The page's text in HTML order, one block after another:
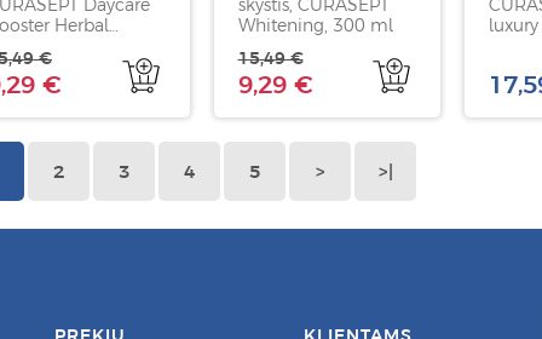
Daycare
Herbal
skonio, 250
€
€
skystis, CURASEPT
Whitening, 300 ml
9,29 €
15,49 €
2 3 4 5 > >|